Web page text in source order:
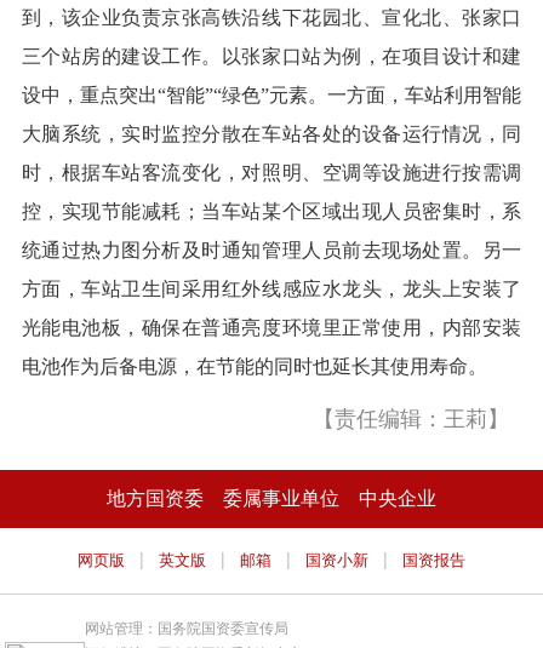
到，该企业负责京张高铁沿线下花园北、宣化北、张家口
三个站房的建设工作。以张家口站为例，在项目设计和建
设中，重点突出“智能”“绿色”元素。一方面，车站利用智能
大脑系统，实时监控分散在车站各处的设备运行情况，同
时，根据车站客流变化，对照明、空调等设施进行按需调
控，实现节能减耗；当车站某个区域出现人员密集时，系
统通过热力图分析及时通知管理人员前去现场处置。另一
方面，车站卫生间采用红外线感应水龙头，龙头上安装了
光能电池板，确保在普通亮度环境里正常使用，内部安装
电池作为后备电源，在节能的同时也延长其使用寿命。
【责任编辑：王莉】
地方国资委 委属事业单位 中央企业
网页版 | 英文版 | 邮箱 | 国资小新 | 国资报告
网站管理：国务院国资委宣传局